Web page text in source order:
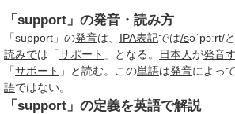
「support」の発音・読み方
「support」の発音は、 IPA表記では/səˈpɔːrt/
読みでは「サポート 」となる。 日本人が発音
「サポート 」と読む。この単語は発音によっ
語ではない。
「support」の定義を英語で解説